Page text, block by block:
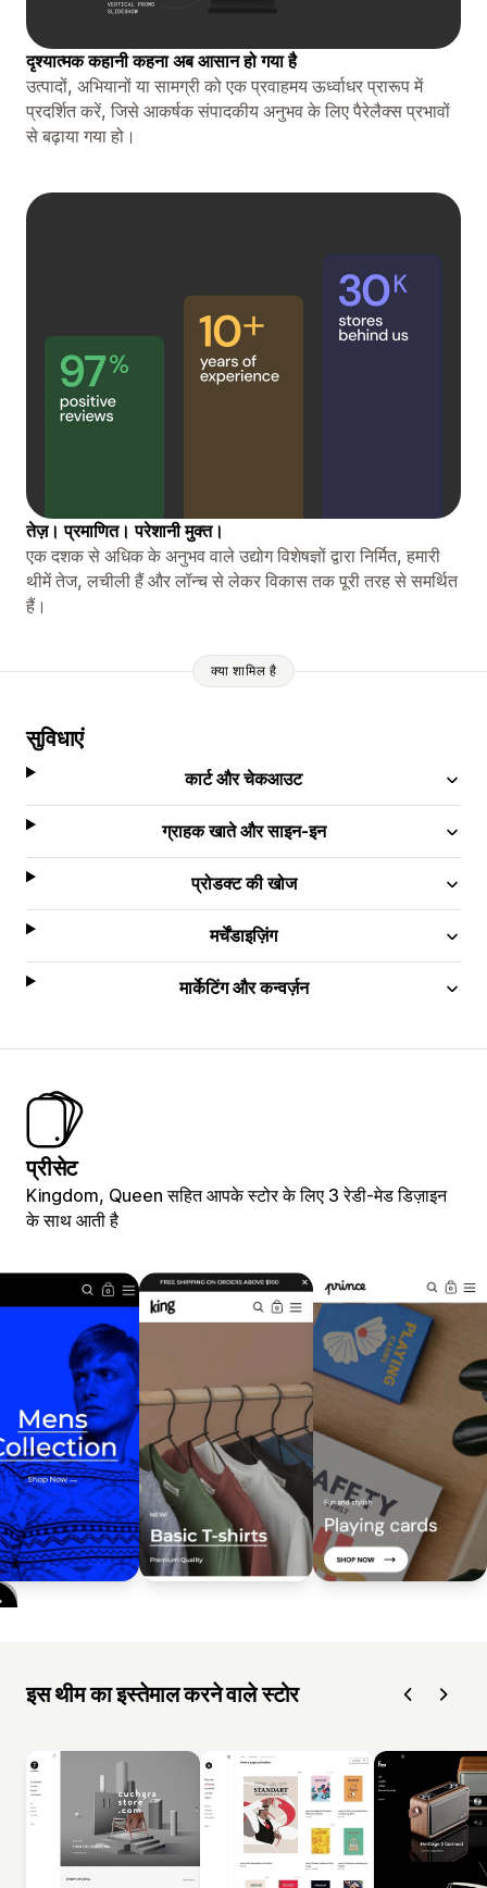
दृश्यात्मक कहानी कहना अब आसान हो गया है
उत्पादों, अभियानों या सामग्री को एक प्रवाहमय ऊर्ध्वाधर प्रारूप में
प्रदर्शित करें, जिसे आकर्षक संपादकीय अनुभव के लिए पैरेलैक्स प्रभावों
से बढ़ाया गया हो।
तेज़। प्रमाणित। परेशानी मुक्त।
एक दशक से अधिक के अनुभव वाले उद्योग विशेषज्ञों द्वारा निर्मित, हमारी
थीमें तेज, लचीली हैं और लॉन्च से लेकर विकास तक पूरी तरह से समर्थित
हैं।
क्या शामिल है
सुविधाएं
कार्ट और चेकआउट
ग्राहक खाते और साइन-इन
प्रोडक्ट की खोज
मर्चेंडाइज़िंग
मार्केटिंग और कन्वर्ज़न
प्रीसेट
Kingdom, Queen सहित आपके स्टोर के लिए 3 रेडी-मेड डिज़ाइन
के साथ आती है
इस थीम का इस्तेमाल करने वाले स्टोर